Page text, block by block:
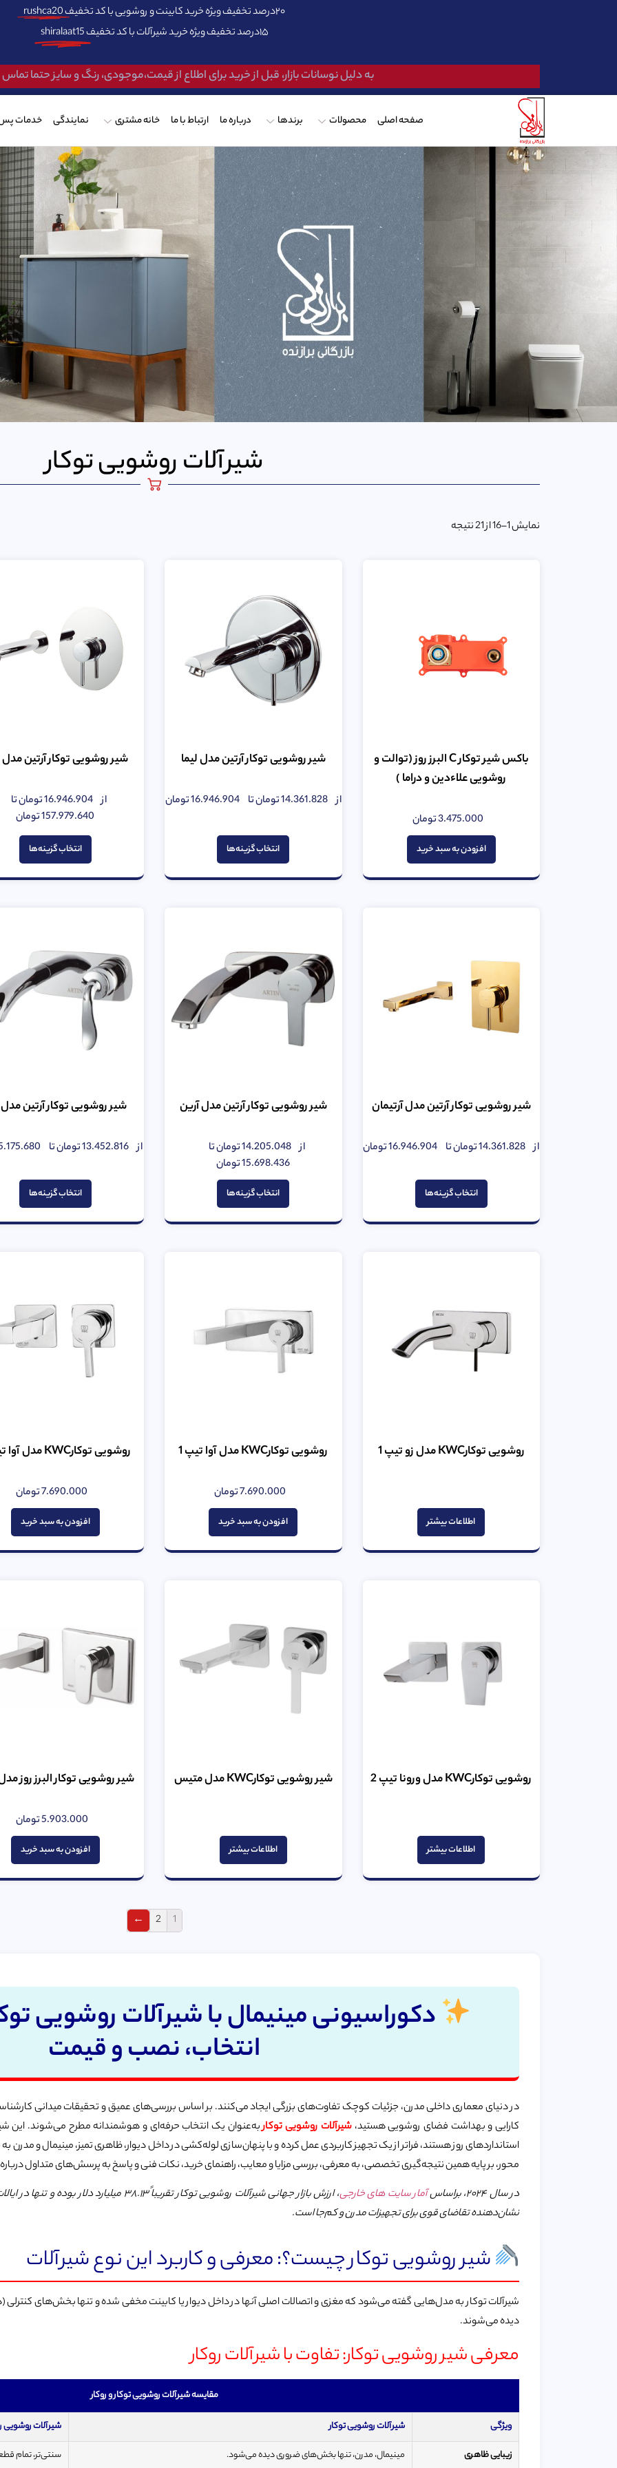
۲۰درصد تخفیف ویژه خرید کابینت و روشویی با کد تخفیف
rushca20
۱۵درصد تخفیف ویژه خرید شیرآلات با کد تخفیف
shiralaat15
به دلیل نوسانات بازار، قبل از خرید برای اطلاع از قیمت،موجودی، رنگ و سایز حتما
صفحه اصلی محصولات برندها درباره ما ارتباط با ما خانه مشتری نمایندگی خدمات
شیرآلات روشویی توکار
نمایش 1–16 از 21 نتیجه
باکس شیر توکار C البرز روز (توالت و
روشویی علاءدین و دراما )
امتیاز
5
3.475.000تومان
افزودن به سبد خرید
شیر روشویی توکار آرتین مدل لیما
امتیاز
از 14.361.828تومانتا 16.946.904تومان
انتخاب گزینه‌ها
شیر روشویی توکار آرتین مدل
امتیاز
0
از
از 16.946.904تومانتا
157.979.640تومان
انتخاب گزینه‌ها
شیر روشویی توکار آرتین مدل آرتیمان
امتیاز
5
از 14.361.828تومانتا 16.946.904تومان
انتخاب گزینه‌ها
شیر روشویی توکار آرتین مدل آرین
امتیاز
0
از
5
از 14.205.048تومانتا
15.698.436تومان
انتخاب گزینه‌ها
شیر روشویی توکار آرتین مدل
امتیاز
5
از 13.452.816تومانتا
انتخاب گزینه‌ها
روشویی توکارKWC مدل زو تیپ 1
5اطلاعات بیشتر
روشویی توکارKWC مدل آوا تیپ 1
امتیاز
5
7.690.000تومان
افزودن به سبد خرید
روشویی توکارKWC مدل آوا تیپ 2
امتیاز
5
7.690.000تومان
افزودن به سبد خرید
روشویی توکارKWC مدل ورونا تیپ 2
5اطلاعات بیشتر
شیر روشویی توکارKWC مدل متیس
5اطلاعات بیشتر
شیر روشویی توکار البرز روز
امتیاز
5
5.903.000تومان
افزودن به سبد خرید
1
2
←
دکوراسیونی مینیمال با شیرآلات روشویی
انتخاب، نصب و قیمت
در دنیای معماری داخلی مدرن، جزئیات کوچک تفاوت‌های بزرگی ایجاد می‌کنند. بر اساس بررسی‌های عمیق و تحقیقات میدانی کارشناسان
کارایی و بهداشت فضای روشویی هستید،شیرآلات روشویی توکاربه‌عنوان یک انتخاب حرفه‌ای و هوشمندانه مطرح می‌شوند. این
استانداردهای روز هستند، فراتر از یک تجهیز کاربردی عمل کرده و با پنهان‌سازی لوله‌کشی در داخل دیوار، ظاهری تمیز، مینیمال و
محور، بر پایه همین نتیجه‌گیری تخصصی، به معرفی، بررسی مزایا و معایب، راهنمای خرید، نکات فنی و پاسخ به پرسش‌های متداول درباره
در سال ۲۰۲۴، براساس
آمار سایت های خارجی
نشان‌دهنده تقاضای قوی برای تجهیزات مدرن و کم‌جا است.
شیر روشویی توکار چیست؟: معرفی و کاربرد این نوع شیرآلات
شیرآلات توکار به مدل‌هایی گفته می‌شود که مغزی و اتصالات اصلی آنها در داخل دیوار یا کابینت مخفی شده و تنها بخش‌های
دیده می‌شوند.
معرفی شیر روشویی توکار: تفاوت با شیرآلات روکار
مقایسه شیرآلات روشویی توکار و روکار
ویژگی شیرآلات روشویی توکار
شیرآلات روشویی
زیبایی ظاهری
مینیمال، مدرن، تنها بخش‌های ضروری دیده می‌شود. سنتی‌تر، تمام